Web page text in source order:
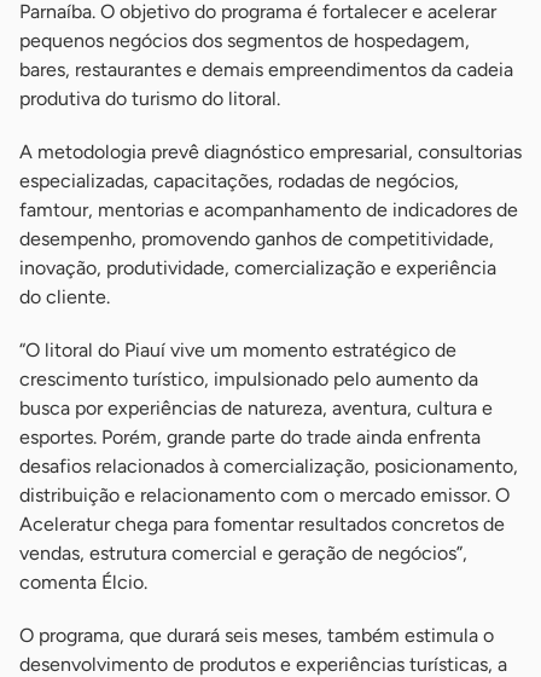
Parnaíba. O objetivo do programa é fortalecer e acelerar
pequenos negócios dos segmentos de hospedagem,
bares, restaurantes e demais empreendimentos da cadeia
produtiva do turismo do litoral.
A metodologia prevê diagnóstico empresarial, consultorias
especializadas, capacitações, rodadas de negócios,
famtour, mentorias e acompanhamento de indicadores de
desempenho, promovendo ganhos de competitividade,
inovação, produtividade, comercialização e experiência
do cliente.
“O litoral do Piauí vive um momento estratégico de
crescimento turístico, impulsionado pelo aumento da
busca por experiências de natureza, aventura, cultura e
esportes. Porém, grande parte do trade ainda enfrenta
desafios relacionados à comercialização, posicionamento,
distribuição e relacionamento com o mercado emissor. O
Aceleratur chega para fomentar resultados concretos de
vendas, estrutura comercial e geração de negócios”,
comenta Élcio.
O programa, que durará seis meses, também estimula o
desenvolvimento de produtos e experiências turísticas, a